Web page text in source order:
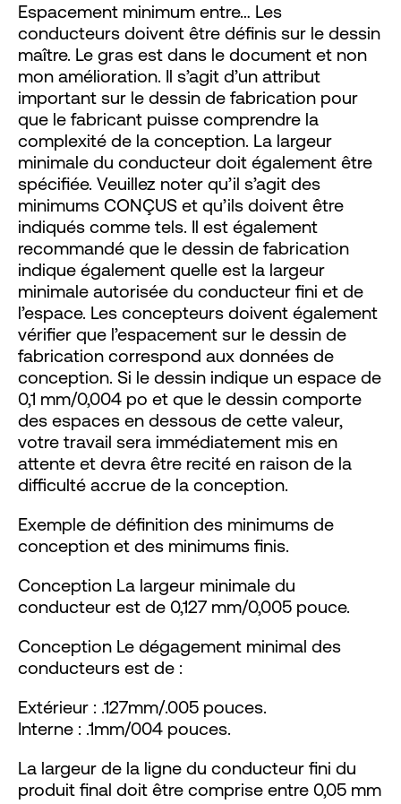
Espacement minimum entre… Les
conducteurs doivent être définis sur le dessin
maître. Le gras est dans le document et non
mon amélioration. Il s’agit d’un attribut
important sur le dessin de fabrication pour
que le fabricant puisse comprendre la
complexité de la conception. La largeur
minimale du conducteur doit également être
spécifiée. Veuillez noter qu’il s’agit des
minimums CONÇUS et qu’ils doivent être
indiqués comme tels. Il est également
recommandé que le dessin de fabrication
indique également quelle est la largeur
minimale autorisée du conducteur fini et de
l’espace. Les concepteurs doivent également
vérifier que l’espacement sur le dessin de
fabrication correspond aux données de
conception. Si le dessin indique un espace de
0,1 mm/0,004 po et que le dessin comporte
des espaces en dessous de cette valeur,
votre travail sera immédiatement mis en
attente et devra être recité en raison de la
difficulté accrue de la conception.
Exemple de définition des minimums de
conception et des minimums finis.
Conception La largeur minimale du
conducteur est de 0,127 mm/0,005 pouce.
Conception Le dégagement minimal des
conducteurs est de :
Extérieur : .127mm/.005 pouces.
Interne : .1mm/004 pouces.
La largeur de la ligne du conducteur fini du
produit final doit être comprise entre 0,05 mm